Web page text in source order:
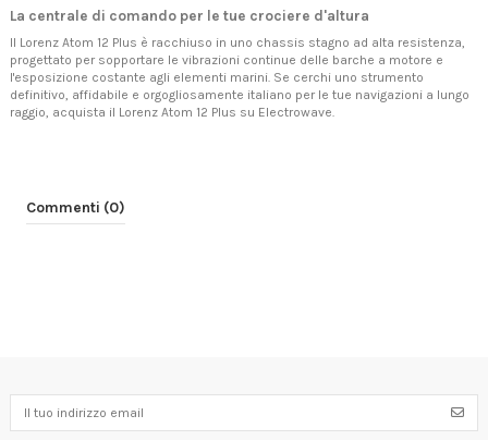
La centrale di comando per le tue crociere d'altura
Il Lorenz Atom 12 Plus è racchiuso in uno chassis stagno ad alta resistenza,
progettato per sopportare le vibrazioni continue delle barche a motore e
l'esposizione costante agli elementi marini. Se cerchi uno strumento
definitivo, affidabile e orgogliosamente italiano per le tue navigazioni a lungo
raggio, acquista il Lorenz Atom 12 Plus su Electrowave.
Commenti (0)